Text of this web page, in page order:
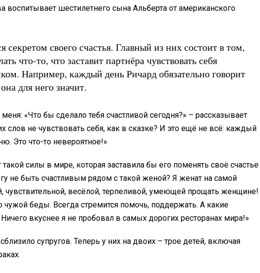
воспитывает шестилетнего сына Альберта от американского
секретом своего счастья. Главный из них состоит в том,
что-то, что заставит партнёра чувствовать себя
Например, каждый день Ричард обязательно говорит
для него значит.
«Что бы сделало тебя счастливой сегодня?» – рассказывает
слов не чувствовать себя, как в сказке? И это ещё не всё: каждый
Это что-то невероятное!»
такой силы в мире, которая заставила бы его поменять своё счастье
не быть счастливым рядом с такой женой? Я женат на самой
чувствительной, весёлой, терпеливой, умеющей прощать женщине!
беды. Всегда стремится помочь, поддержать. А какие
вкуснее я не пробовал в самых дорогих ресторанах мира!»
супругов. Теперь у них на двоих – трое детей, включая